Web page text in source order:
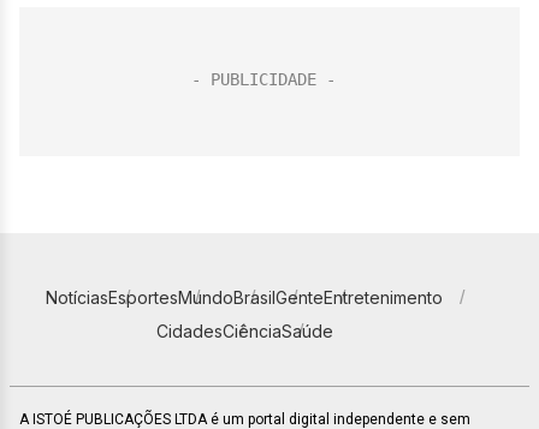
NotíciasEsportesMundoBrasilGenteEntretenimento
CidadesCiênciaSaúde
A ISTOÉ PUBLICAÇÕES LTDA é um portal digital independente e sem